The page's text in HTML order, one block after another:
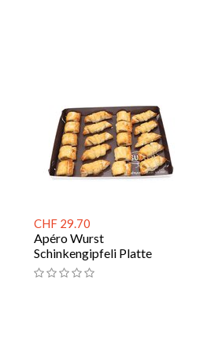
CHF 29.70
Apéro Wurst
Schinkengipfeli Platte